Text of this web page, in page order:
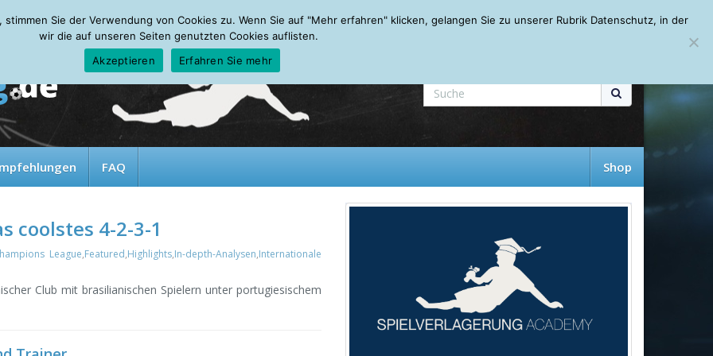
Mein Account About Autoren Leseempfehlungen FAQ
FAQ Shop
coolstes 4-2-3-1
League,Featured,Highlights,In-depth-Analysen,Internationale
Club mit brasilianischen Spielern unter portugiesischem
Sie der Verwendung von Cookies zu. Wenn Sie auf "Mehr erfahren" klicken, gelangen Sie zu unserer Rubrik Datenschutz, in der
wir die auf unseren Seiten genutzten Cookies auflisten.
Akzeptieren
Erfahren Sie mehr